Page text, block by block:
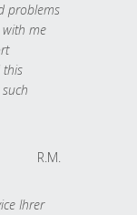
problems
me
this
R.M.
Ihrer